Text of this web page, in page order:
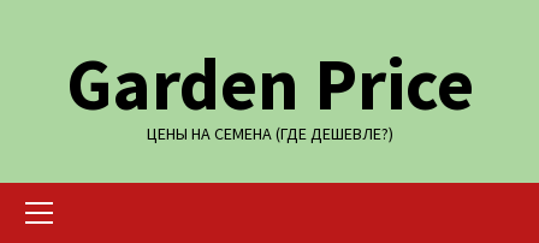
содержимомуGarden Price
ЦЕНЫ НА СЕМЕНА (ГДЕ ДЕШЕВЛЕ?)
меню